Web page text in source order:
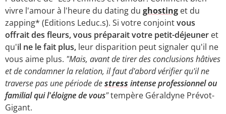
vivre l'amour à l'heure du dating du ghosting et du
zapping* (Editions Leduc.s). Si votre conjointvous
offrait des fleurs, vous préparait votre petit-déjeuner et
qu'il ne le fait plus, leur disparition peut signaler qu'il ne
vous aime plus. "Mais, avant de tirer des conclusions hâtives
et de condamner la relation, il faut d'abord vérifier qu'il ne
traverse pas une période destress intense professionnel ou
familial qui l'éloigne de vous"tempère Géraldyne Prévot-
Gigant.